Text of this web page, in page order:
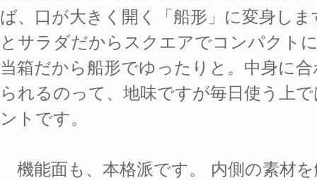
ば、口が大きく開く「船形」に変身し
とサラダだからスクエアでコンパクト
当箱だから船形でゆったりと。中身に
られるのって、地味ですが毎日使う上
ントです。
機能面も、本格派です。 内側の素材